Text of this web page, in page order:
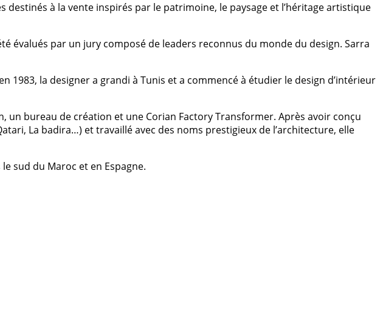
à la vente inspirés par le patrimoine, le paysage et l’héritage artistique
par un jury composé de leaders reconnus du monde du design. Sarra
1983, la designer a grandi à Tunis et a commencé à étudier le design d’intérieur
bureau de création et une Corian Factory Transformer. Après avoir conçu
La badira…) et travaillé avec des noms prestigieux de l’architecture, elle
sud du Maroc et en Espagne.